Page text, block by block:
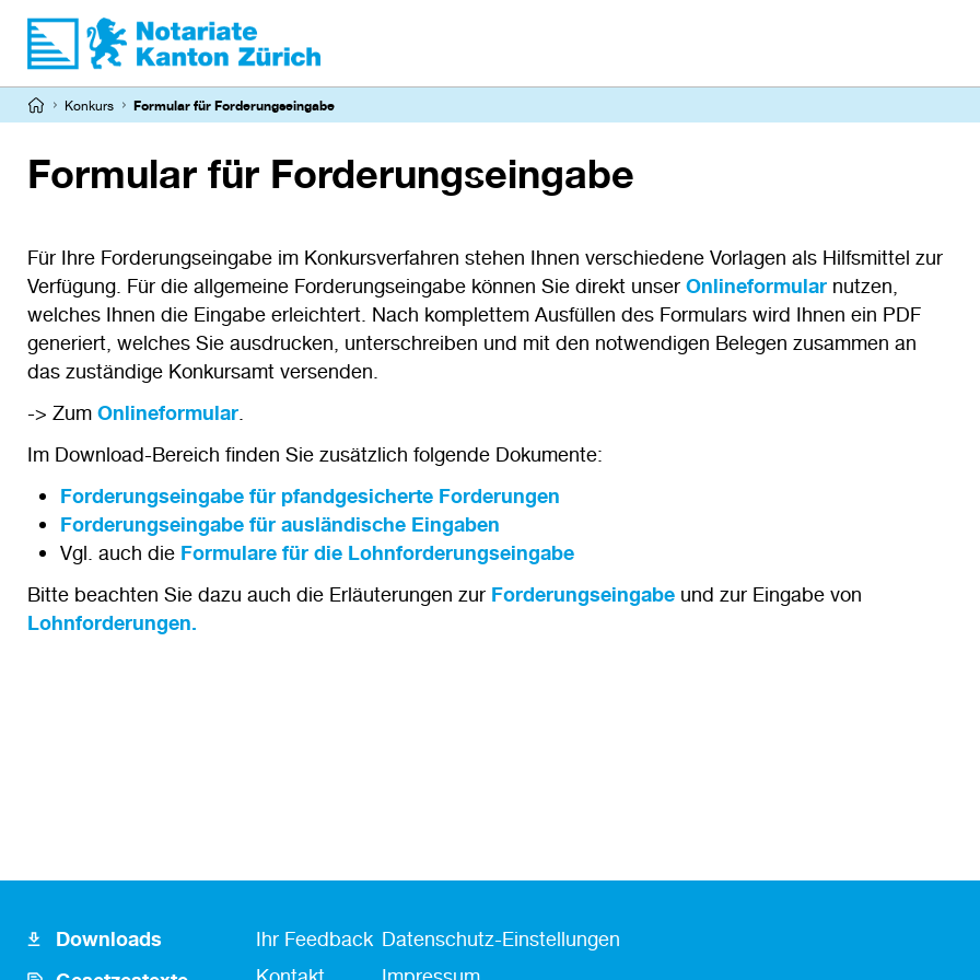
Direkt
zum
Inhalt
Pfadnavigation
Konkurs Formular für Forderungseingabe
Formular für Forderungseingabe
Für Ihre Forderungseingabe im Konkursverfahren stehen Ihnen verschiedene Vorlagen als Hilfsmittel zur
Verfügung. Für die allgemeine Forderungseingabe können Sie direkt unser Onlineformular nutzen,
welches Ihnen die Eingabe erleichtert. Nach komplettem Ausfüllen des Formulars wird Ihnen ein PDF
generiert, welches Sie ausdrucken, unterschreiben und mit den notwendigen Belegen zusammen an
das zuständige Konkursamt versenden.
-> Zum Onlineformular
Im Download-Bereich finden Sie zusätzlich folgende Dokumente:
Forderungseingabe für pfandgesicherte Forderungen
Forderungseingabe für ausländische Eingaben
Vgl. auch die Formulare für die Lohnforderungseingabe
Bitte beachten Sie dazu auch die Erläuterungen zur Forderungseingabe und zur Eingabe von
Lohnforderungen.
Footer
Icon
Downloads
Fusszeile
Kontakt
Ihr Feedback Fußzeile
Datenschutz-Einstellungen